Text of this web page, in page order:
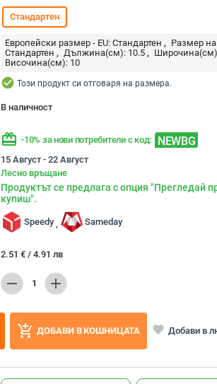
Стандартен
Европейски размер - EU: Стандартен
Размер на
Стандартен
Дължина(см): 10.5
Височина(см): 10
check_circle Този продукт си отговаря на размера.
В наличност
redeem -10% за нови потребители с код: NEWBG
15 Август - 22 Август
Лесно връщане
Продуктът се предлага с опция "Прегледай
купиш".
Speedy , Sameday
2.51 € / 4.91 лв
remove 1 add
add_shopping_cart ДОБАВИ В КОШНИЦАТА favorite Добави в